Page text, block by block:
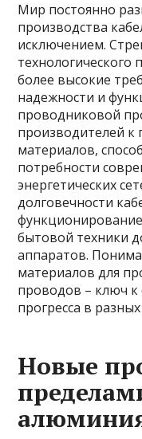
Мир постоянно
производства
исключением.
технологического
более высокие
надежности и
проводниковой
производителей
материалов,
потребности
энергетических
долговечности
функционирование
бытовой техники
аппаратов.
материалов для
проводов – ключ к
прогресса в
Новые